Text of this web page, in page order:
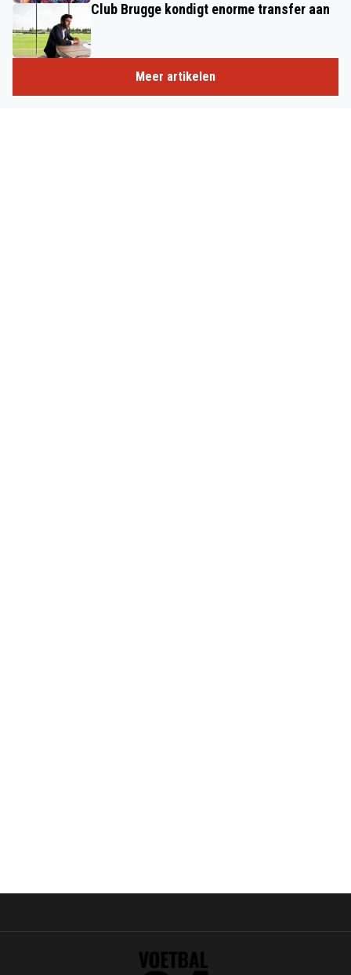
Club Brugge kondigt enorme transfer aan
Meer artikelen